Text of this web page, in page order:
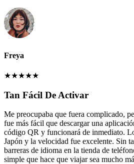
Freya
★★★★★
Tan Fácil De Activar
Me preocupaba que fuera complicado,
fue más fácil que descargar una
código QR y funcionará de inmediato.
Japón y la velocidad fue excelente. Sin
barreras de idioma en la tienda de
simple que hace que viajar sea mucho